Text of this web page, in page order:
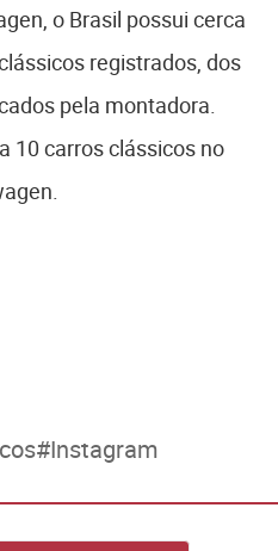
o Brasil possui cerca
registrados, dos
pela montadora.
10 carros clássicos no
Instagram